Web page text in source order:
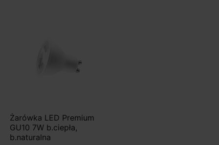
Żarówka LED Premium
GU10 7W b.ciepła,
b.naturalna